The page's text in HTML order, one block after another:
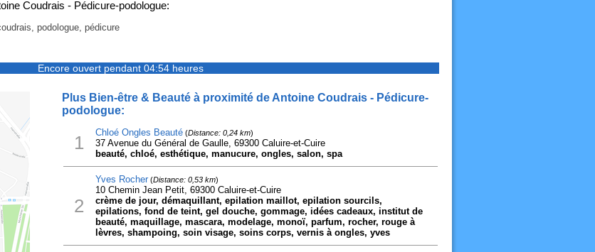
Coudrais - Pédicure-podologue:
podologue, pédicure
Encore ouvert pendant 04:54 heures
Plus Bien-être & Beauté à proximité de Antoine Coudrais - Pédicure-
podologue:
1 Chloé Ongles Beauté(Distance: 0,24 km)
37 Avenue du Général de Gaulle, 69300 Caluire-et-Cuire
beauté, chloé, esthétique, manucure, ongles, salon, spa
2
Yves Rocher(Distance: 0,53 km)
10 Chemin Jean Petit, 69300 Caluire-et-Cuire
crème de jour, démaquillant, epilation maillot, epilation sourcils,
epilations, fond de teint, gel douche, gommage, idées cadeaux, institut de
beauté, maquillage, mascara, modelage, monoï, parfum, rocher, rouge à
lèvres, shampoing, soin visage, soins corps, vernis à ongles, yves